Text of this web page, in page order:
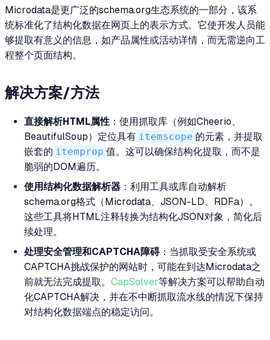
Microdata是更广泛的schema.org生态系统的一部分，该系
统标准化了结构化数据在网页上的表示方式。它使开发人员能
够提取有意义的信息，如产品属性或活动详情，而无需逆向工
程整个页面结构。
解决方案/方法
直接解析HTML属性 ：使用抓取库（例如Cheerio、
BeautifulSoup）定位具有 itemscope 的元素，并提取
嵌套的 itemprop 值。这可以确保结构化提取，而不是
脆弱的DOM遍历。
使用结构化数据解析器 ：利用工具或库自动解析
schema.org格式（Microdata、JSON-LD、RDFa）。
这些工具将HTML注释转换为结构化JSON对象，简化后
续处理。
处理安全管理和CAPTCHA障碍：当抓取受安全系统或
CAPTCHA挑战保护的网站时，可能在到达Microdata之
前就无法完成提取。 CapSolver等解决方案可以帮助自动
化CAPTCHA解决，并在不中断抓取流水线的情况下保持
对结构化数据端点的稳定访问。